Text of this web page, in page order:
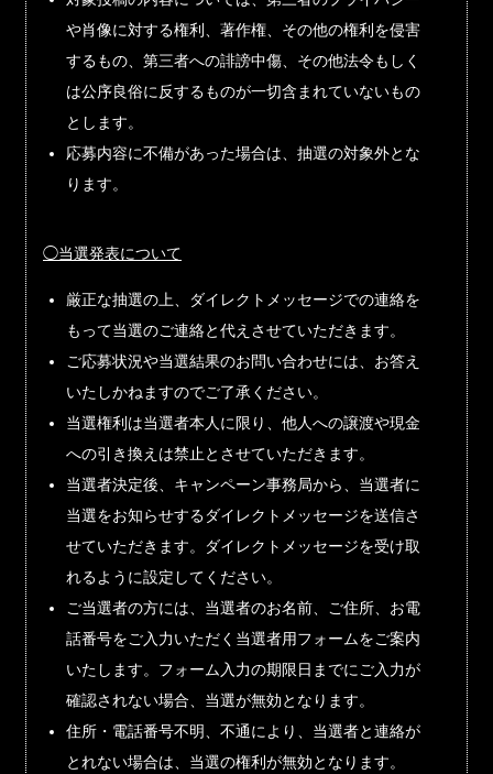
や肖像に対する権利、著作権、その他の権利を侵害
するもの、第三者への誹謗中傷、その他法令もしく
は公序良俗に反するものが一切含まれていないもの
とします。
応募内容に不備があった場合は、抽選の対象外とな
ります。
◯当選発表について
厳正な抽選の上、ダイレクトメッセージでの連絡を
もって当選のご連絡と代えさせていただきます。
ご応募状況や当選結果のお問い合わせには、お答え
いたしかねますのでご了承ください。
当選権利は当選者本人に限り、他人への譲渡や現金
への引き換えは禁止とさせていただきます。
当選者決定後、キャンペーン事務局から、当選者に
当選をお知らせするダイレクトメッセージを送信さ
せていただきます。ダイレクトメッセージを受け取
れるように設定してください。
ご当選者の方には、当選者のお名前、ご住所、お電
話番号をご入力いただく当選者用フォームをご案内
いたします。フォーム入力の期限日までにご入力が
確認されない場合、当選が無効となります。
住所・電話番号不明、不通により、当選者と連絡が
とれない場合は、当選の権利が無効となります。